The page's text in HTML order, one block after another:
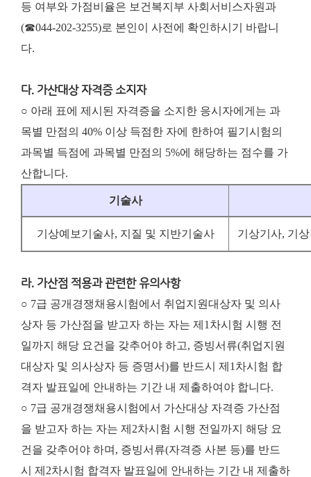
등 여부와 가점비율은 보건복지부 사회서비스자원과
(☎044-202-3255)로 본인이 사전에 확인하시기 바랍니
다.
다. 가산대상 자격증 소지자
○ 아래 표에 제시된 자격증을 소지한 응시자에게는 과
목별 만점의 40% 이상 득점한 자에 한하여 필기시험의
과목별 득점에 과목별 만점의 5%에 해당하는 점수를 가
산합니다.
기술사
기상예보기술사, 지질 및 지반기술사 기상기사, 기
라. 가산점 적용과 관련한 유의사항
○ 7급 공개경쟁채용시험에서 취업지원대상자 및 의사
상자 등 가산점을 받고자 하는 자는 제1차시험 시행 전
일까지 해당 요건을 갖추어야 하고, 증빙서류(취업지원
대상자 및 의사상자 등 증명서)를 반드시 제1차시험 합
격자 발표일에 안내하는 기간 내 제출하여야 합니다.
○ 7급 공개경쟁채용시험에서 가산대상 자격증 가산점
을 받고자 하는 자는 제2차시험 시행 전일까지 해당 요
건을 갖추어야 하며, 증빙서류(자격증 사본 등)를 반드
시 제2차시험 합격자 발표일에 안내하는 기간 내 제출하